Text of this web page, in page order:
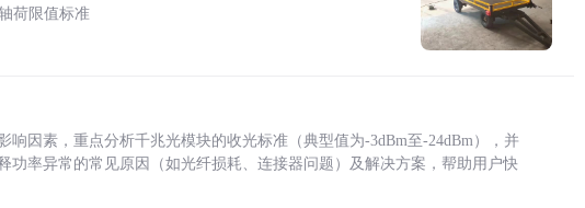
荷限值标准
响因素，重点分析千兆光模块的收光标准（典型值为-3dBm至-24dBm），并
功率异常的常见原因（如光纤损耗、连接器问题）及解决方案，帮助用户快